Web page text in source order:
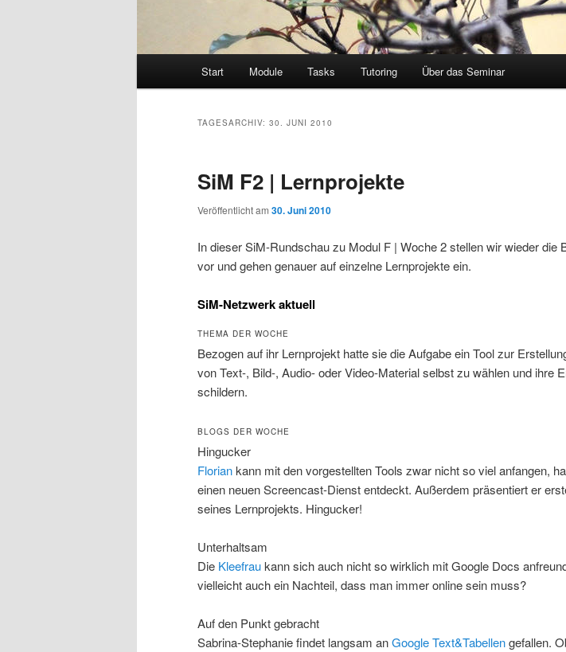
Start Module Tasks Tutoring Über das Seminar
TAGESARCHIV: 30. JUNI 2010
SiM F2 | Lernprojekte
Veröffentlicht am 30. Juni 2010
In dieser SiM-Rundschau zu Modul F | Woche 2 stellen wir wieder die
vor und gehen genauer auf einzelne Lernprojekte ein.
SiM-Netzwerk aktuell
THEMA DER WOCHE
Bezogen auf ihr Lernprojekt hatte sie die Aufgabe ein Tool zur
von Text-, Bild-, Audio- oder Video-Material selbst zu wählen und ihre
schildern.
BLOGS DER WOCHE
Hingucker
Floriankann mit den vorgestellten Tools zwar nicht so viel anfangen,
einen neuen Screencast-Dienst entdeckt. Außerdem präsentiert er
seines Lernprojekts. Hingucker!
Unterhaltsam
Die Kleefraukann sich auch nicht so wirklich mit Google Docs
vielleicht auch ein Nachteil, dass man immer online sein muss?
Auf den Punkt gebracht
Sabrina-Stephanie findet langsam anGoogle Text&Tabellengefallen.